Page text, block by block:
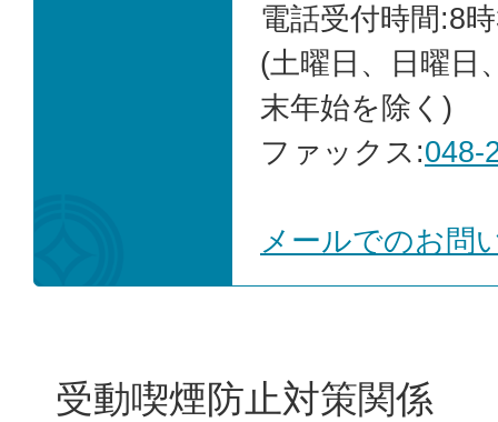
電話受付時間:8
(土曜日、日曜日
末年始を除く)
ファックス:048-
メールでのお問
受動喫煙防止対策関係